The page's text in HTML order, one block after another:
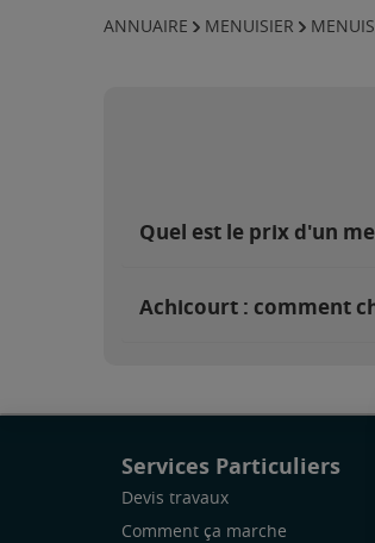
ANNUAIRE MENUISIER
Quel est le prix d'un
Achicourt : comment
Services Particuliers
Devis travaux
Comment ça marche